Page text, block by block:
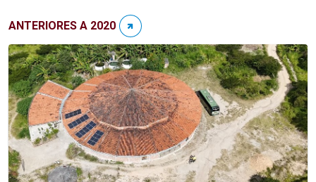
ANTERIORES A 2020